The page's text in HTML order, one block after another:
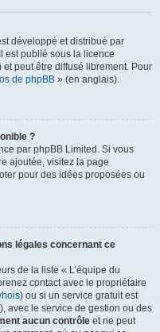
développé et distribué par
est publié sous la licence
peut être diffusé librement. Pour
de phpBB » (en anglais).
?
par phpBB Limited. Si vous
ajoutée, visitez la page
pour des idées proposées ou
légales concernant ce
de la liste « L’équipe du
contact avec le propriétaire
) ou si un service gratuit est
avec le service de gestion ou des
aucun contrôle et ne peut